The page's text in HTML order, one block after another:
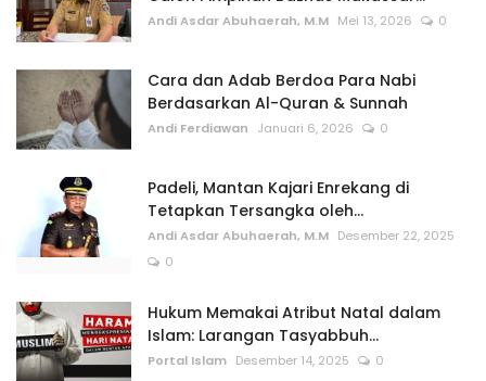
Andi Asdar Abuhaerah, M.M Mei 13, 2026 0
Cara dan Adab Berdoa Para Nabi
Berdasarkan Al-Quran & Sunnah
Andi Ferdiawan Januari 6, 2026 0
Padeli, Mantan Kajari Enrekang di
Tetapkan Tersangka oleh...
Andi Asdar Abuhaerah, M.M Desember 22, 2025
0
Hukum Memakai Atribut Natal dalam
Islam: Larangan Tasyabbuh...
Portal Islam Desember 14, 2025 0